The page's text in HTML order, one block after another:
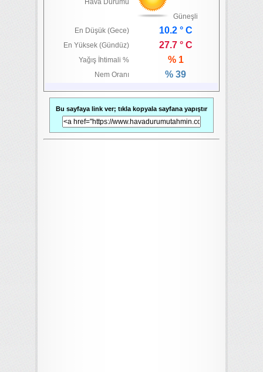
Hava Durumu
Güneşli
En Düşük (Gece)
10.2 ° C
En Yüksek (Gündüz) 27.7 ° C
Yağış İhtimali % % 1
Nem Oranı % 39
Bu sayfaya link ver; tıkla kopyala sayfana yapıştır